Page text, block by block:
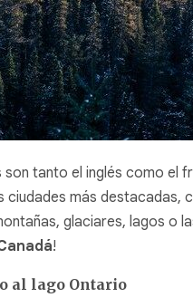
son tanto el inglés como
ciudades más
glaciares, lagos o
!
al lago Ontario